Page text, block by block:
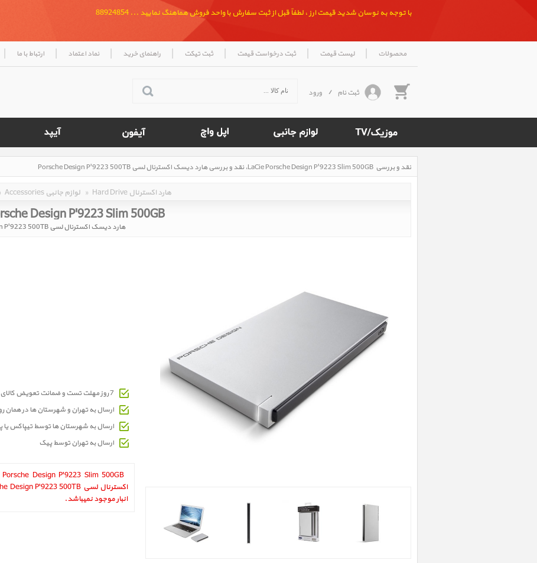
با توجه به نوسان شدید قیمت ارز ، لطفاً قبل از ثبت سفارش با واحد فروش هماهنگ نمایید ... 88924854
محصولات | لیست قیمت | ثبت درخواست قیمت | ثبت تیکت | راهنمای خرید | نماد اعتماد | ارتباط با ما |
ثبت نام / ورود
نقد و بررسی LaCie Porsche Design P'9223 Slim 500GB ‎، نقد و بررسی هارد دیسک اکسترنال لسی Porsche Design P'9223 500TB
Rated
Accessories لوازم جانبی » Hard Drive هارد اکسترنال
Design P'9223 Slim 500GB
هارد دیسک اکسترنال لسی Porsche Design P'9223 500TB
7 روز مهلت تست و ضمانت تعویض کالای معیوب
ارسال به تهران و شهرستان ها در همان
ارسال به شهرستان ها توسط تیپاکس
ارسال به تهران توسط پیک
انبار موجود نمیباشد.